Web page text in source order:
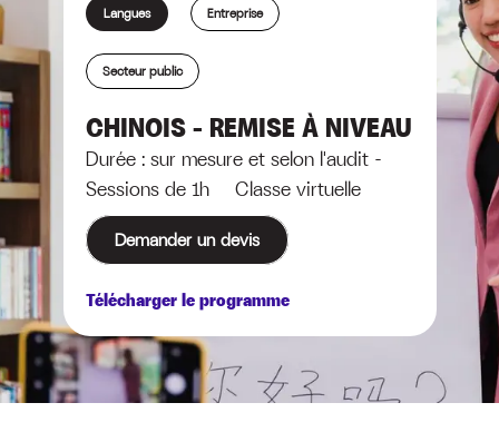
Langues Entreprise
Secteur public
CHINOIS – REMISE À NIVEAU
Durée : sur mesure et selon l'audit -
Sessions de 1h Classe virtuelle
Demander un devis
Télécharger le programme